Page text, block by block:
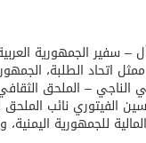
سفير الجمهورية
اتحاد الطلبة،
الناجي – الملحق
الفيتوري نائب الملحق
للجمهورية